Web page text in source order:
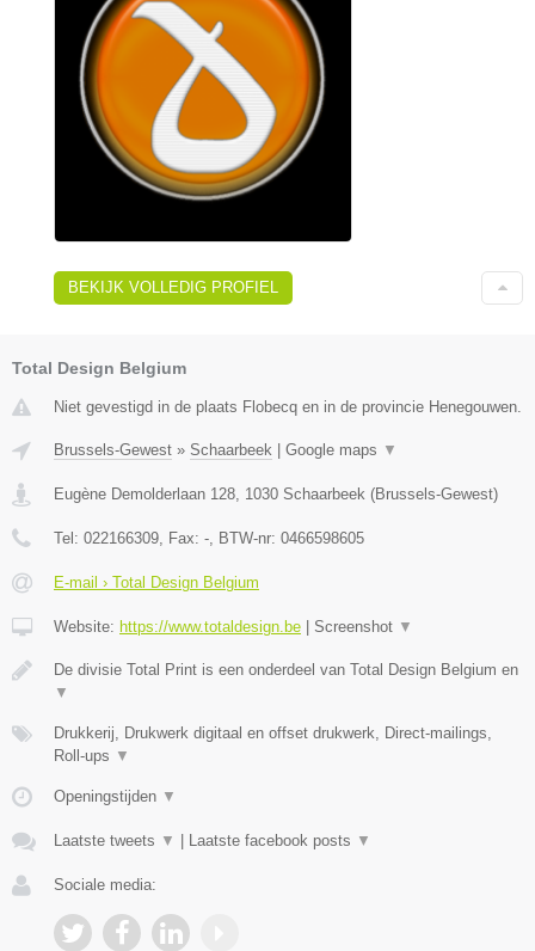
BEKIJK VOLLEDIG PROFIEL
Total Design Belgium
Niet gevestigd in de plaats Flobecq en in de provincie Henegouwen.
Brussels-Gewest » Schaarbeek | Google maps ▼
Eugène Demolderlaan 128 1030 Schaarbeek (Brussels-Gewest)
Tel: 022166309 , Fax: - , BTW-nr: 0466598605
E-mail › Total Design Belgium
Website: https://www.totaldesign.be | Screenshot ▼
De divisie Total Print is een onderdeel van Total Design Belgium en
▼
Drukkerij, Drukwerk digitaal en offset drukwerk, Direct-mailings,
Roll-ups ▼
Openingstijden ▼
Laatste tweets ▼ | Laatste facebook posts ▼
Sociale media: